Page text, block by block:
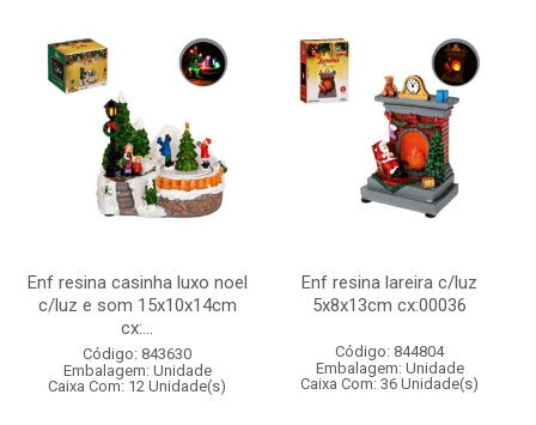
Enf resina casinha luxo noel
c/luz e som 15x10x14cm
cx:...
Código: 843630
Embalagem: Unidade
Caixa Com: 12 Unidade(s)
Enf resina lareira c/luz
5x8x13cm cx:00036
Código: 844804
Embalagem: Unidade
Caixa Com: 36 Unidade(s)